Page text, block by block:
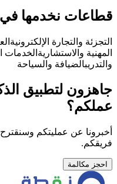
قطاعات نخدمها
التجزئة والتجارة الإلكترونية
المهنية والاستشاريةالخدمات
والتدريب الضيافة والسياحة
جاهزون لتطبيق
عملكم؟
أخبرونا عن عمليتكم
فريقكم.
احجز مكالمة